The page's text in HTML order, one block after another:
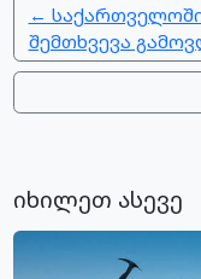
←
შემთხვევა
იხილეთ ასევე